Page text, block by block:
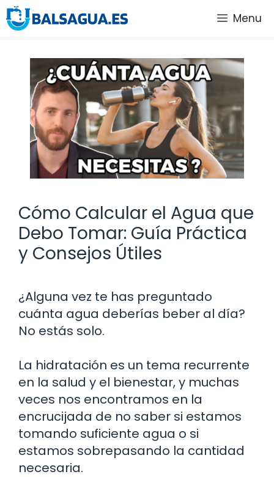
Saltar
al
Menu
Cómo Calcular el Agua que
Debo Tomar: Guía Práctica
y Consejos Útiles
¿Alguna vez te has preguntado
cuánta agua deberías beber al día?
No estás solo.
La hidratación es un tema recurrente
en la salud y el bienestar, y muchas
veces nos encontramos en la
encrucijada de no saber si estamos
tomando suficiente agua o si
estamos sobrepasando la cantidad
necesaria.